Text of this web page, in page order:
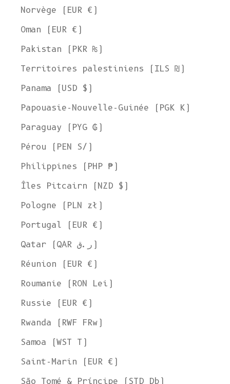
Norvège (EUR €)
Oman (EUR €)
Pakistan (PKR ₨)
Territoires palestiniens (ILS ₪)
Panama (USD $)
Papouasie-Nouvelle-Guinée (PGK K)
Paraguay (PYG ₲)
Pérou (PEN S/)
Philippines (PHP ₱)
Îles Pitcairn (NZD $)
Pologne (PLN zł)
Portugal (EUR €)
Qatar (QAR ر.ق)
Réunion (EUR €)
Roumanie (RON Lei)
Russie (EUR €)
Rwanda (RWF FRw)
Samoa (WST T)
Saint-Marin (EUR €)
São Tomé & Príncipe (STD Db)
Bienvenue chez L'ENVERS
l'option qui vous convient le mieux :